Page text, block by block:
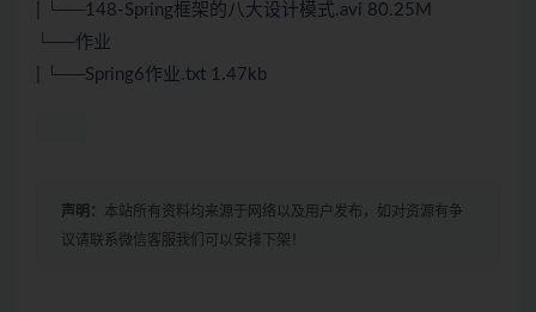
| └──148-Spring框架的八大设计模式.avi 80.25M
└──作业
| └──Spring6作业.txt 1.47kb
声明： 本站所有资料均来源于网络以及用户发布，如对资源有争
议请联系微信客服我们可以安排下架！